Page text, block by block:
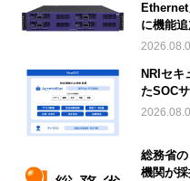
に機能
NRIセキ
たSOC
総務省
機関が